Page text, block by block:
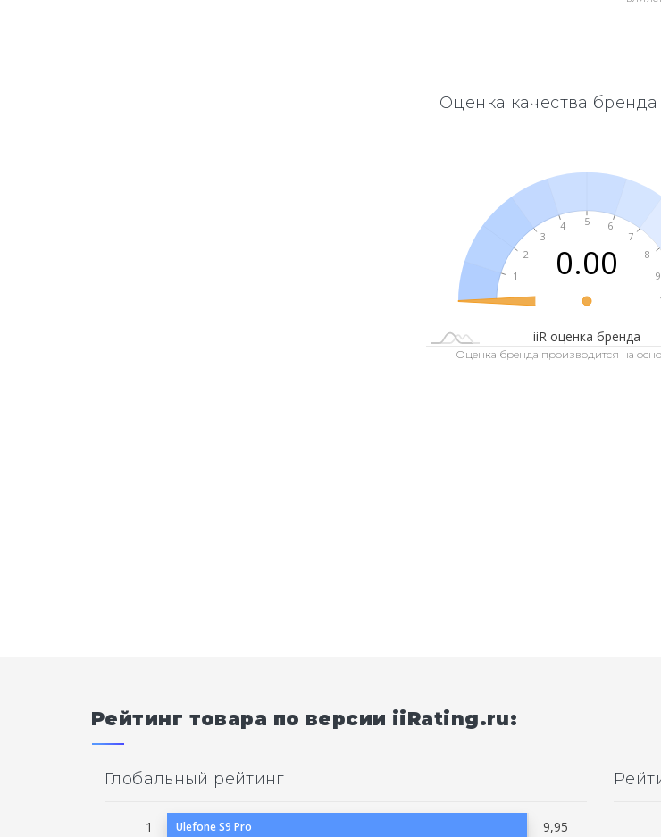
Оценка качества бренда
L -2
-1
0
1
2
3
4 5
6
7
8
9
11
0.00
iiR оценка бренда
Оценка бренда производится на
Рейтинг товара по версии iiRating.ru:
Глобальный рейтинг
1 Ulefone S9 Pro 9,95